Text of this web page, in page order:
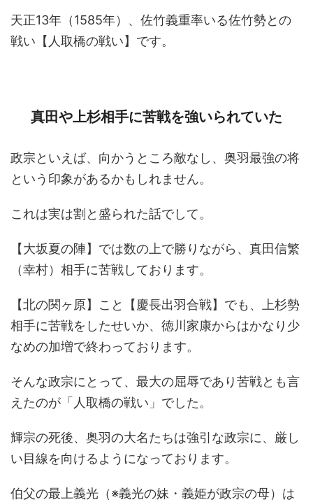
天正13年（1585年）、佐竹義重率いる佐竹勢との
戦い【人取橋の戦い】です。
真田や上杉相手に苦戦を強いられていた
政宗といえば、向かうところ敵なし、奥羽最強の将
という印象があるかもしれません。
これは実は割と盛られた話でして。
【大坂夏の陣】では数の上で勝りながら、真田信繁
（幸村）相手に苦戦しております。
【北の関ヶ原】こと【慶長出羽合戦】でも、上杉勢
相手に苦戦をしたせいか、徳川家康からはかなり少
なめの加増で終わっております。
そんな政宗にとって、最大の屈辱であり苦戦とも言
えたのが「人取橋の戦い」でした。
輝宗の死後、奥羽の大名たちは強引な政宗に、厳し
い目線を向けるようになっております。
伯父の最上義光（※義光の妹・義姫が政宗の母）は